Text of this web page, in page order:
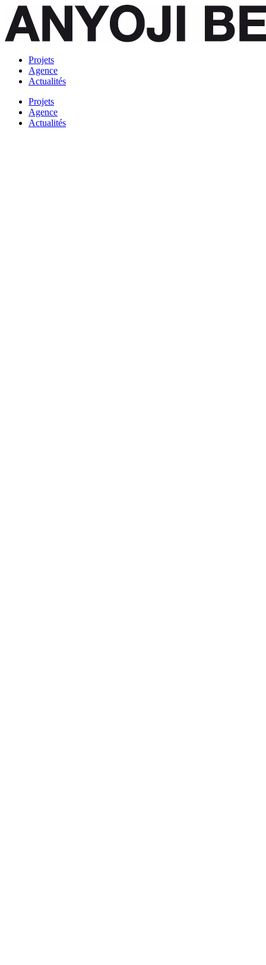
Projets
Agence
Actualités
Projets
Agence
Actualités